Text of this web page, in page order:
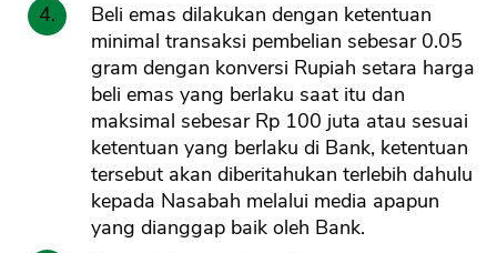
Beli emas dilakukan dengan ketentuan
minimal transaksi pembelian sebesar 0.05
gram dengan konversi Rupiah setara harga
beli emas yang berlaku saat itu dan
maksimal sebesar Rp 100 juta atau sesuai
ketentuan yang berlaku di Bank, ketentuan
tersebut akan diberitahukan terlebih dahulu
kepada Nasabah melalui media apapun
yang dianggap baik oleh Bank.